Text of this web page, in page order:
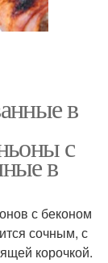
в
с
в
с беконом
сочным, с
корочкой.